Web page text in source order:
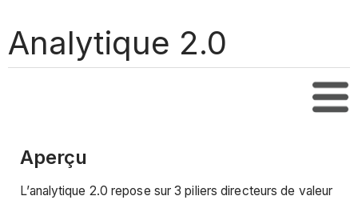
Analytique 2.0
Aperçu
L’analytique 2.0 repose sur 3 piliers directeurs de valeur